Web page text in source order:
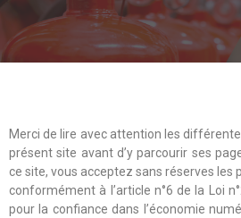
Merci de lire avec attention les
présent site avant d’y parcourir ses
ce site, vous acceptez sans réserves les
conformément à l’article n°6 de la Loi
pour la confiance dans l’économie